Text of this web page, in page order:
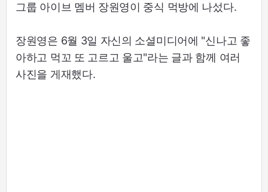
그룹 아이브 멤버 장원영이 중식 먹방에 나섰다.
장원영은 6월 3일 자신의 소셜미디어에 "신나고 좋
아하고 먹꼬 또 고르고 울고"라는 글과 함께 여러
사진을 게재했다.